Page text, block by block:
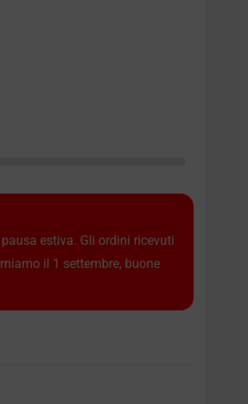
estiva. Gli ordini ricevuti
il 1 settembre, buone